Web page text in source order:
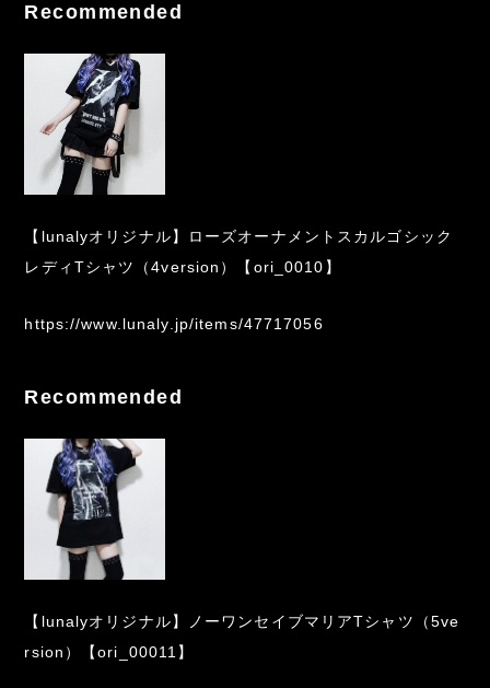
Recommended
【lunalyオリジナル】ローズオーナメントスカルゴシック
レディTシャツ（4version）【ori_0010】
https://www.lunaly.jp/items/47717056
Recommended
【lunalyオリジナル】ノーワンセイブマリアTシャツ（5ve
rsion）【ori_00011】